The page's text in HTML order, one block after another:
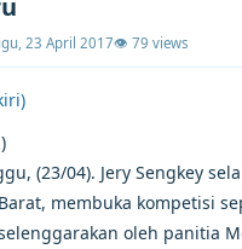
23 April 2017👁 79 views
(23/04). Jery Sengkey
membuka kompetisi
oleh panitia